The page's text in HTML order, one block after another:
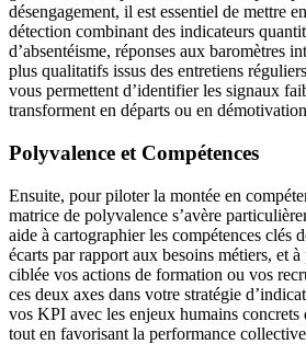
désengagement, il est essentiel de mettre
détection combinant des indicateurs
d’absentéisme, réponses aux baromètres
plus qualitatifs issus des entretiens
vous permettent d’identifier les signaux
transforment en départs ou en
Polyvalence et Compétences
Ensuite, pour piloter la montée en
matrice de polyvalence s’avère
aide à cartographier les compétences clés
écarts par rapport aux besoins métiers, et
ciblée vos actions de formation ou vos
ces deux axes dans votre stratégie
vos KPI avec les enjeux humains concrets
tout en favorisant la performance